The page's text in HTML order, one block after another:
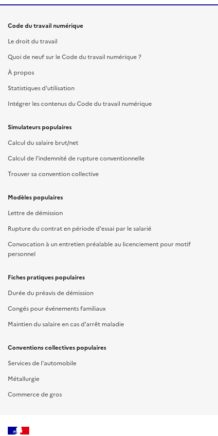
Code du travail numérique
Le droit du travail
Quoi de neuf sur le Code du travail numérique ?
À propos
Statistiques d'utilisation
Intégrer les contenus du Code du travail numérique
Simulateurs populaires
Calcul du salaire brut/net
Calcul de l'indemnité de rupture conventionnelle
Trouver sa convention collective
Modèles populaires
Lettre de démission
Rupture du contrat en période d'essai par le salarié
Convocation à un entretien préalable au licenciement pour motif
personnel
Fiches pratiques populaires
Durée du préavis de démission
Congés pour événements familiaux
Maintien du salaire en cas d'arrêt maladie
Conventions collectives populaires
Services de l'automobile
Métallurgie
Commerce de gros